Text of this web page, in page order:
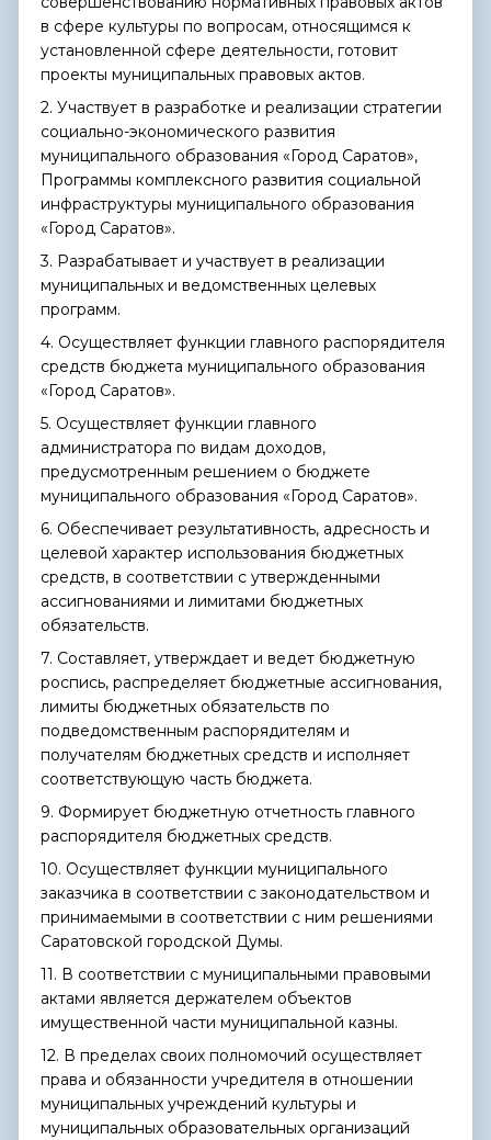
в сфере культуры по вопросам, относящимся к
установленной сфере деятельности, готовит
проекты муниципальных правовых актов.
2. Участвует в разработке и реализации стратегии
социально-экономического развития
муниципального образования «Город Саратов»,
Программы комплексного развития социальной
инфраструктуры муниципального образования
«Город Саратов».
3. Разрабатывает и участвует в реализации
муниципальных и ведомственных целевых
программ.
4. Осуществляет функции главного распорядителя
средств бюджета муниципального образования
«Город Саратов».
5. Осуществляет функции главного
администратора по видам доходов,
предусмотренным решением о бюджете
муниципального образования «Город Саратов».
6. Обеспечивает результативность, адресность и
целевой характер использования бюджетных
средств, в соответствии с утвержденными
ассигнованиями и лимитами бюджетных
обязательств.
7. Составляет, утверждает и ведет бюджетную
роспись, распределяет бюджетные ассигнования,
лимиты бюджетных обязательств по
подведомственным распорядителям и
получателям бюджетных средств и исполняет
соответствующую часть бюджета.
9. Формирует бюджетную отчетность главного
распорядителя бюджетных средств.
10. Осуществляет функции муниципального
заказчика в соответствии с законодательством и
принимаемыми в соответствии с ним решениями
Саратовской городской Думы.
11. В соответствии с муниципальными правовыми
актами является держателем объектов
имущественной части муниципальной казны.
12. В пределах своих полномочий осуществляет
права и обязанности учредителя в отношении
муниципальных учреждений культуры и
муниципальных образовательных организаций